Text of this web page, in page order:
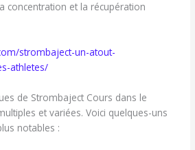
concentration et la récupération
strombaject-un-atout-
athletes/
de Strombaject Cours dans le
et variées. Voici quelques-uns
notables :